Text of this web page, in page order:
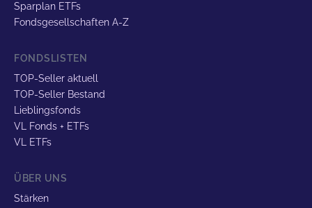
Sparplan ETFs
Fondsgesellschaften A-Z
FONDSLISTEN
TOP-Seller aktuell
TOP-Seller Bestand
Lieblingsfonds
VL Fonds + ETFs
VL ETFs
ÜBER UNS
Stärken